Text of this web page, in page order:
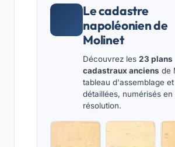
Le cadastre
napoléonien de
Molinet
Découvrez les 23 plans
cadastraux anciens de
tableau d'assemblage
détaillées, numérisés en
résolution.